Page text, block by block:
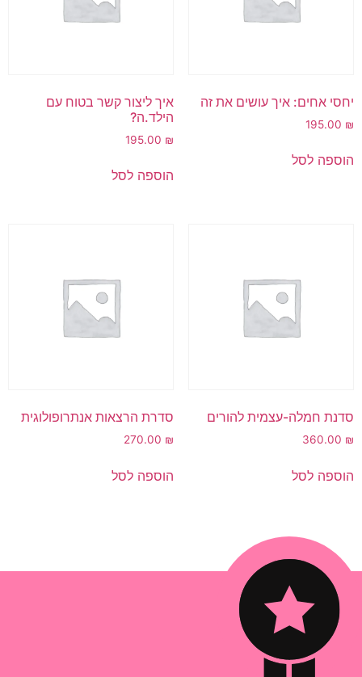
יחסי אחים: איך עושים את זה
195.00 ₪
הוספה לסל
איך ליצור קשר בטוח עם
הילד.ה?
195.00 ₪
הוספה לסל
סדנת חמלה-עצמית להורים
360.00 ₪
הוספה לסל
סדרת הרצאות אנתרופולוגית
270.00 ₪
הוספה לסל